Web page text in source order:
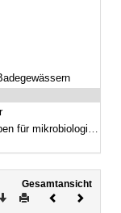
Analysen
Gesamtansicht
Download
DruckenVorheriges